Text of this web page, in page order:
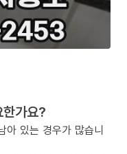
가요?
아 있는 경우가 많습니